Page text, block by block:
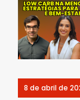
8 de abril de